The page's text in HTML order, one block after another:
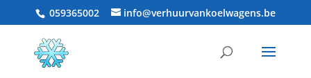
059365002 info@verhuurvankoelwagens.be